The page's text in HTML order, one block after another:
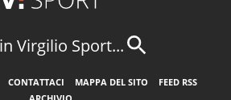
Virgilio Sport...
CONTATTACI MAPPA DEL SITO
FEED RSS